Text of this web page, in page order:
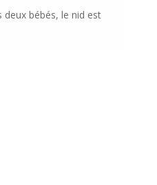
deux bébés, le nid est